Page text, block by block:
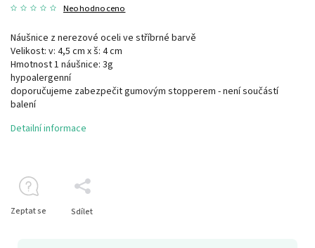
Neohodnoceno
Náušnice z nerezové oceli ve stříbrné barvě
Velikost: v: 4,5 cm x š: 4 cm
Hmotnost 1 náušnice: 3g
hypoalergenní
doporučujeme zabezpečit gumovým stopperem - není součástí
balení
Detailní informace
Zeptat se Sdílet